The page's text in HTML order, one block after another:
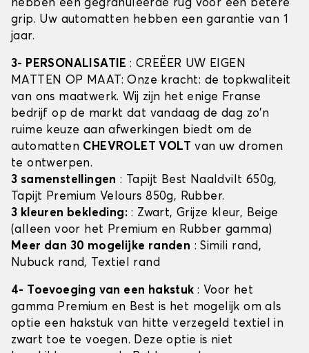
hebben een gegranuleerde rug voor een betere
grip. Uw automatten hebben een garantie van 1
jaar.
3- PERSONALISATIE: CREËER UW EIGEN
MATTEN OP MAAT: Onze kracht: de topkwaliteit
van ons maatwerk. Wij zijn het enige Franse
bedrijf op de markt dat vandaag de dag zo'n
ruime keuze aan afwerkingen biedt om de
automatten CHEVROLET VOLT van uw dromen
te ontwerpen.
3 samenstellingen : Tapijt Best Naaldvilt 650g,
Tapijt Premium Velours 850g, Rubber.
3 kleuren bekleding: : Zwart, Grijze kleur, Beige
(alleen voor het Premium en Rubber gamma)
Meer dan 30 mogelijke randen : Simili rand,
Nubuck rand, Textiel rand
4- Toevoeging van een hakstuk : Voor het
gamma Premium en Best is het mogelijk om als
optie een hakstuk van hitte verzegeld textiel in
zwart toe te voegen. Deze optie is niet